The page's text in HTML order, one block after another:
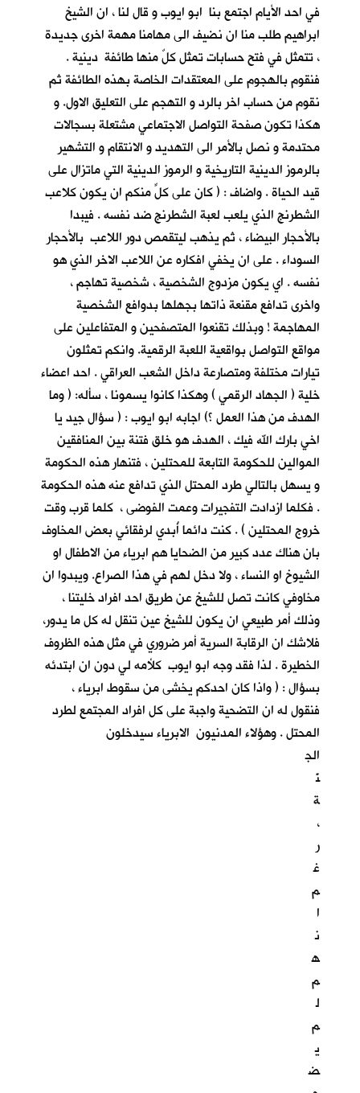
في احد الأيام اجتمع بنا ابو ايوب و قال لنا ، ان الشيخ
ابراهيم طلب منا ان نضيف الى مهامنا مهمة اخرى جديدة
، تتمثل في فتح حسابات تمثل كلٌ منها طائفة دينية .
فنقوم بالهجوم على المعتقدات الخاصة بهذه الطائفة ثم
نقوم من حساب اخر بالرد و التهجم على التعليق الاول. و
هكذا تكون صفحة التواصل الاجتماعي مشتعلة بسجالات
محتدمة و نصل بالأمر الى التهديد و الانتقام و التشهير
بالرموز الدينية التاريخية و الرموز الدينية التي ماتزال على
قيد الحياة . واضاف : ( كان على كلٍّ منكم ان يكون كلاعب
الشطرنج الذي يلعب لعبة الشطرنج ضد نفسه . فيبدا
بالأحجار البيضاء ، ثم يذهب ليتقمص دور اللاعب بالأحجار
السوداء . على ان يخفي افكاره عن اللاعب الاخر الذي هو
نفسه . اي يكون مزدوج الشخصية ، شخصية تهاجم ،
واخرى تدافع مقنعة ذاتها بجهلها بدوافع الشخصية
المهاجمة ! وبذلك تقنعوا المتصفحين و المتفاعلين على
مواقع التواصل بواقعية اللعبة الرقمية. وانكم تمثلون
تيارات مختلفة ومتصارعة داخل الشعب العراقي . احد اعضاء
خلية ( الجهاد الرقمي ) وهكذا كانوا يسمونا ، سأله: ( وما
الهدف من هذا العمل ؟) اجابه ابو ايوب : ( سؤال جيد يا
اخي بارك الله فيك ، الهدف هو خلق فتنة بين المنافقين
الموالين للحكومة التابعة للمحتلين ، فتنهار هذه الحكومة
و يسهل بالتالي طرد المحتل الذي تدافع عنه هذه الحكومة
. فكلما ازدادت التفجيرات وعمت الفوضى ، كلما قرب وقت
خروج المحتلين ) . كنت دائما أُبدي لرفقائي بعض المخاوف
بان هناك عدد كبير من الضحايا هم ابرياء من الاطفال او
الشيوخ او النساء ، ولا دخل لهم في هذا الصراع. ويبدوا ان
مخاوفي كانت تصل للشيخ عن طريق احد افراد خليتنا ،
وذلك أمر طبيعي ان يكون للشيخ عين تنقل له كل ما يدور،
فلاشك ان الرقابة السرية أمر ضروري في مثل هذه الظروف
الخطيرة . لذا فقد وجه ابو ايوب كلأمه لي دون ان ابتدئه
بسؤال : ( واذا كان احدكم يخشى من سقوط ابرياء ،
فنقول له ان التضحية واجبة على كل افراد المجتمع لطرد
المحتل . وهؤلاء المدنيون الابرياء سيدخلون
الج
نّ
ة
،
ر
غ
م
ا
ن
ه
م
ل
م
ي
ض